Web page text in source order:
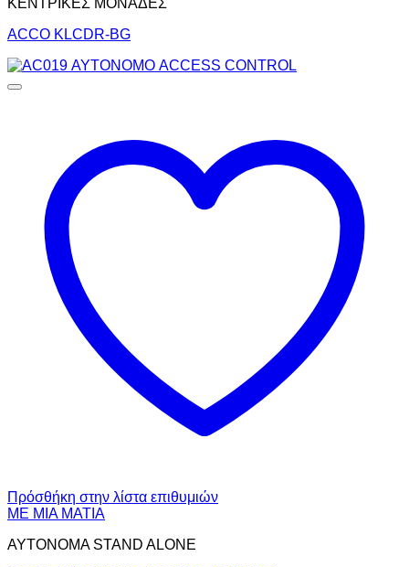
ΚΕΝΤΡΙΚΕΣ ΜΟΝΑΔΕΣ
ACCO KLCDR-BG
Πρόσθήκη στην λίστα επιθυμιών
ΜΕ ΜΙΑ ΜΑΤΙΑ
ΑΥΤΟΝΟΜΑ STAND ALONE